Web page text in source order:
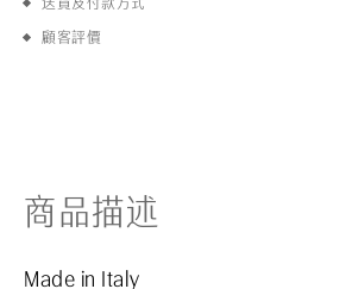
顧客評價
商品描述
Made in Italy